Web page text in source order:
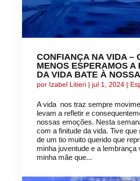
CONFIANÇA NA VIDA –
MENOS ESPERAMOS A
DA VIDA BATE À
por Izabel Litieri| jul 1, 2024|
A vida nos traz sempre
levam a refletir e
nossas emoções. Nesta
com a finitude da vida. Tive que
de um tio muito querido que
minha juventude e a lembrança
minha mãe que...